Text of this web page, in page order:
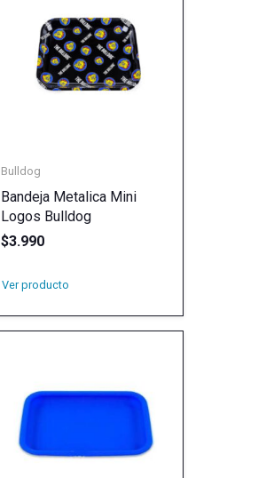
Bulldog
Bandeja Metalica Mini
Logos Bulldog
$3.990
Ver producto